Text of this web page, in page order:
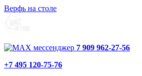
Верфь на столе
7 909 962-27-56
+7 495 120-75-76